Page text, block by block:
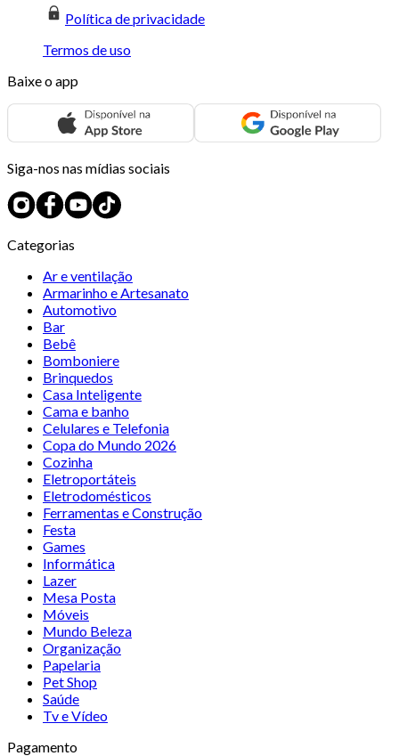
Política de privacidade
Termos de uso
Baixe o app
Siga-nos nas mídias sociais
Categorias
Ar e ventilação
Armarinho e Artesanato
Automotivo
Bar
Bebê
Bomboniere
Brinquedos
Casa Inteligente
Cama e banho
Celulares e Telefonia
Copa do Mundo 2026
Cozinha
Eletroportáteis
Eletrodomésticos
Ferramentas e Construção
Festa
Games
Informática
Lazer
Mesa Posta
Móveis
Mundo Beleza
Organização
Papelaria
Pet Shop
Saúde
Tv e Vídeo
Pagamento